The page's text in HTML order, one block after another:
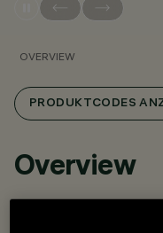
OVERVIEW
PRODUKTCODES
Overview
Leuchte zur